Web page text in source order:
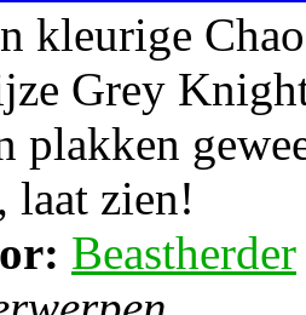
kleurige
Grey
plakken
laat zien!
Beastherder